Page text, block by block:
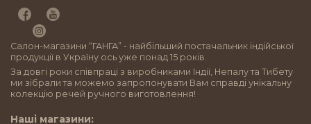
Салон-магазини “ГАНГА” - найбільший постачальник індійської
продукції в Україну ось уже понад 15 років.
За довгі роки співпраці з виробниками Індії, Непалу та Тибету
ми зібрали та можемо запропонувати Вам справді унікальну
колекцію речей ручного виготовлення!
Наші магазини: